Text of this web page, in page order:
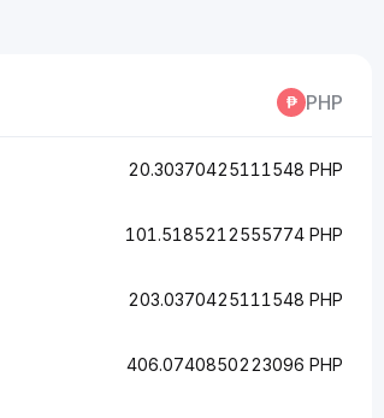
PHP
20.30370425111548 PHP
101.5185212555774 PHP
203.0370425111548 PHP
406.0740850223096 PHP